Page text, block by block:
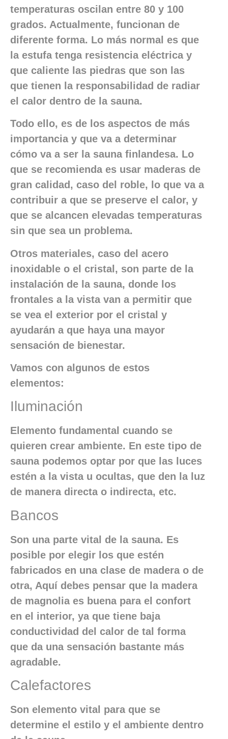
temperaturas oscilan entre 80 y 100
grados. Actualmente, funcionan de
diferente forma. Lo más normal es que
la estufa tenga resistencia eléctrica y
que caliente las piedras que son las
que tienen la responsabilidad de radiar
el calor dentro de la sauna.
Todo ello, es de los aspectos de más
importancia y que va a determinar
cómo va a ser la sauna finlandesa. Lo
que se recomienda es usar maderas de
gran calidad, caso del roble, lo que va a
contribuir a que se preserve el calor, y
que se alcancen elevadas temperaturas
sin que sea un problema.
Otros materiales, caso del acero
inoxidable o el cristal, son parte de la
instalación de la sauna, donde los
frontales a la vista van a permitir que
se vea el exterior por el cristal y
ayudarán a que haya una mayor
sensación de bienestar.
Vamos con algunos de estos
elementos:
Iluminación
Elemento fundamental cuando se
quieren crear ambiente. En este tipo de
sauna podemos optar por que las luces
estén a la vista u ocultas, que den la luz
de manera directa o indirecta, etc.
Bancos
Son una parte vital de la sauna. Es
posible por elegir los que estén
fabricados en una clase de madera o de
otra, Aquí debes pensar que la madera
de magnolia es buena para el confort
en el interior, ya que tiene baja
conductividad del calor de tal forma
que da una sensación bastante más
agradable.
Calefactores
Son elemento vital para que se
determine el estilo y el ambiente dentro